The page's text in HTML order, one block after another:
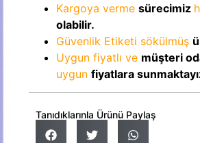
Kargoya verme sürecimiz
olabilir.
Güvenlik Etiketi sökülmüş
Uygun fiyatlı ve müşteri
uygun fiyatlara
Tanıdıklarınla Ürünü Paylaş